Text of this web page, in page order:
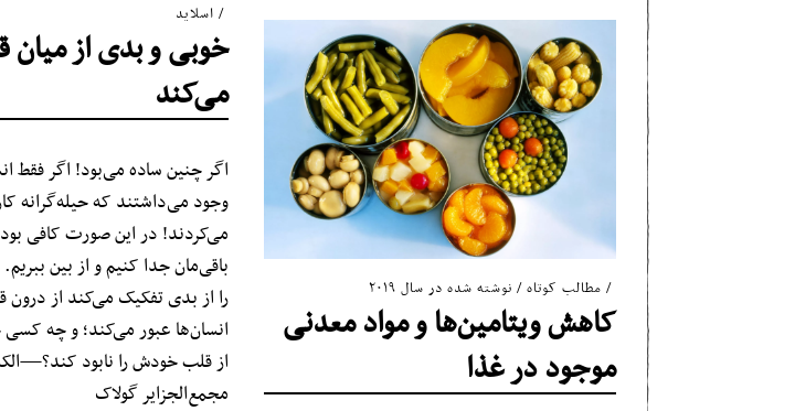
اسلاید
خوبی و بدی از میان
می‌کند
اگر چنین ساده می‌بود! اگر فقط
وجود می‌داشتند که حیله‌گرانه
می‌کردند! در این صورت کافی ‌بود
باقی‌مان جدا کنیم و از بین
را از بدی تفکیک می‌کند از
انسان‌ها عبور می‌کند؛ و چه
از قلب خودش را نابود
مجمع‌الجزایر گولاک
مطالب کوتاه/ نوشته شده در سال ۲۰۱۹
کاهش ویتامین‌ها و مواد معدنی
موجود در غذا